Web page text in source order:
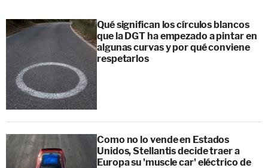
Qué significan los círculos blancos
que la DGT ha empezado a pintar en
algunas curvas y por qué conviene
respetarlos
Como no lo vende en Estados
Unidos, Stellantis decide traer a
Europa su 'muscle car' eléctrico de